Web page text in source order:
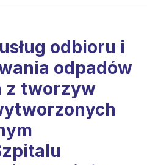
odbioru i
odpadów
z tworzyw